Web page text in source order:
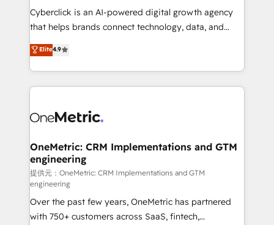
Cyberclick is an AI-powered digital growth agency
that helps brands connect technology, data, and
creativity to achieve measurable results. Founded in
Barcelona and operating across Spain, LATAM, and
the UK, we support global companies in building
smarter marketing, sales, and customer success
Iberia (Spain & Portugal), we combine human insight
growth. Our multidisciplinary team designs solutions
that simplify complexity, boost performance, and
turn innovation into real impact. 🌍 Highlights •
HubSpot Partner since 2012 • 2022 EMEA Impact
Award: Best Integration • 150+ successful HubSpot
projects • Clients in 30+ industries • Proprietary
Elite4.9
OneMetric: CRM Implementations and GTM
engineering
提供元：OneMetric: CRM Implementations and GTM
engineering
Over the past few years, OneMetric has partnered
with 750+ customers across SaaS, fintech,